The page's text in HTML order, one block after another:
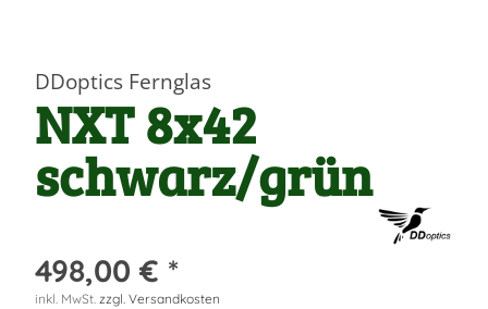
DDoptics Fernglas
NXT 8x42
schwarz/grün
498,00 € *
inkl. MwSt. zzgl. Versandkosten